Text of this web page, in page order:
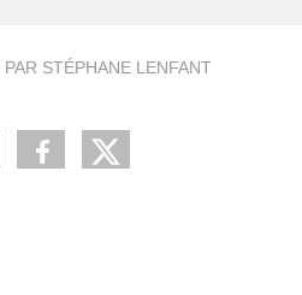
PAR STÉPHANE LENFANT